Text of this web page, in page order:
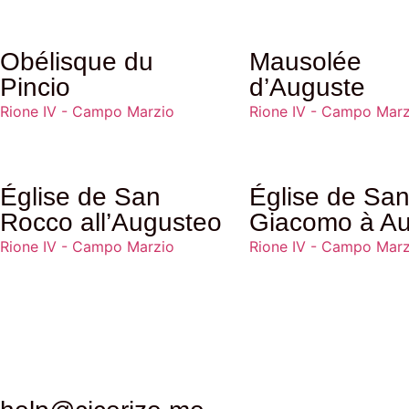
d’agrandissement ultérieurs ont
Cristoforo Schor, qui s’est occupé
référence pour la communauté
Clément XIV, l’ont visitée pour
Siège et le Royaume du Portugal
Obélisque du
Pincio
Rione IV - Campo Marzio
Mausolée
d’Auguste
Rione IV - Campo
Église de San
Rocco all’Augusteo
Rione IV - Campo Marzio
Église de San
Giacomo à
Rione IV - Campo